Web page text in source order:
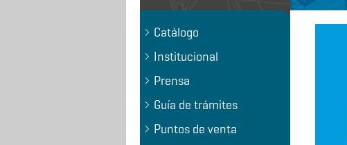
Catálogo
Institucional
Prensa
Guía de trámites
Puntos de venta